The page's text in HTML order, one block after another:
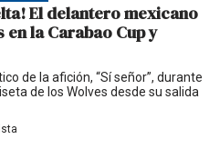
El delantero mexicano
la Carabao Cup y
de la afición, “Sí señor”, durante
de los Wolves desde su salida